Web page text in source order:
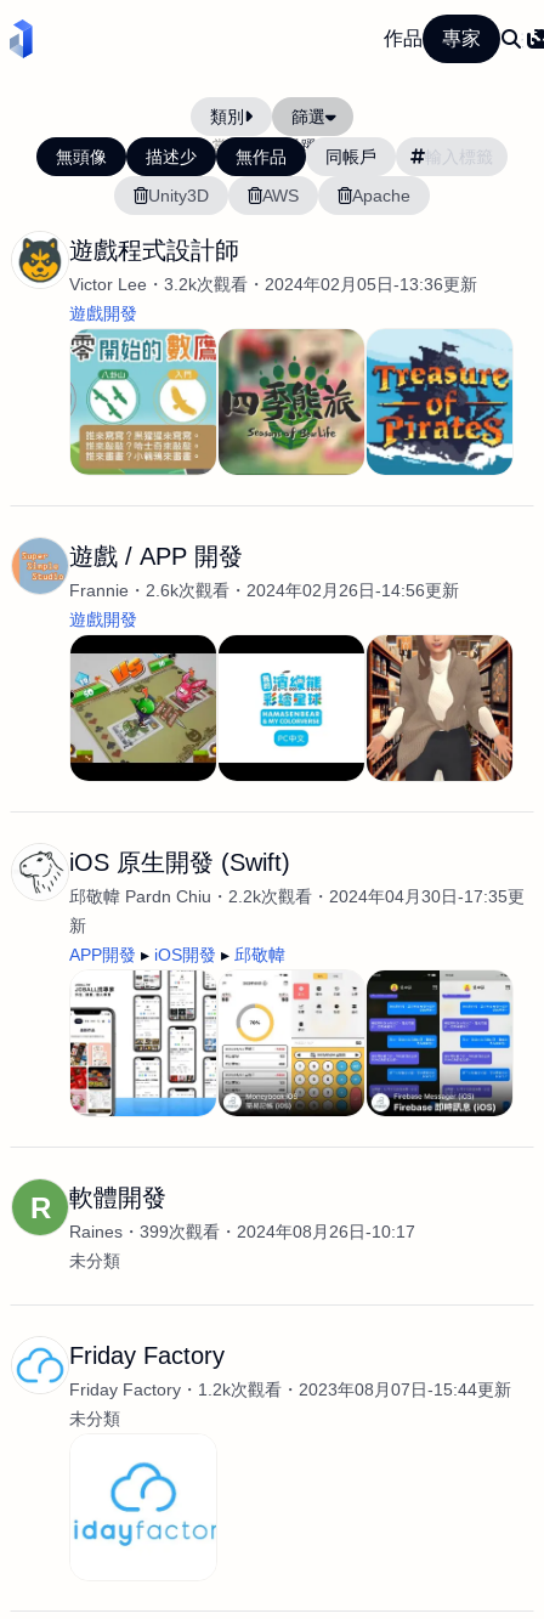
作品 專家
類別 篩選
當前排序: 活躍度
無頭像 描述少 無作品
同帳戶
Unity3D
AWS Apache
遊戲程式設計師
Victor Lee 3.2k次觀看
2024年02月05日-13:36更新
遊戲開發
遊戲 / APP 開發
Frannie 2.6k次觀看
2024年02月26日-14:56更新
遊戲開發
iOS 原生開發 (Swift)
邱敬幃 Pardn Chiu 2.2k次觀看
2024年04月30日-17:35更
新
APP開發
iOS開發 邱敬幃
R 軟體開發
Raines 399次觀看
2024年08月26日-10:17
未分類
Friday Factory
Friday Factory 1.2k次觀看
2023年08月07日-15:44更新
未分類